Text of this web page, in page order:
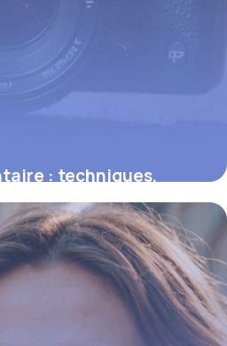
: techniques,
essentiels